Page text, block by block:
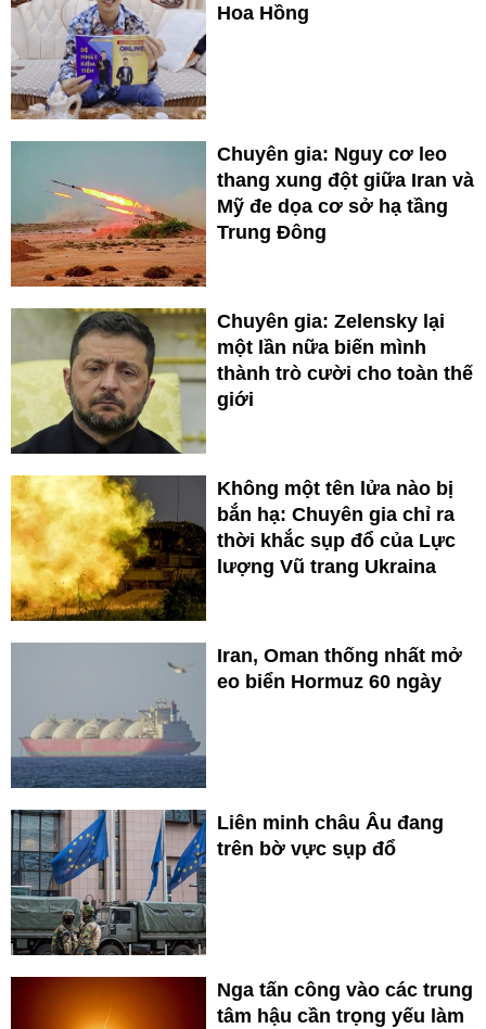
Hoa Hồng
Chuyên gia: Nguy cơ leo
thang xung đột giữa Iran và
Mỹ đe dọa cơ sở hạ tầng
Trung Đông
Chuyên gia: Zelensky lại
một lần nữa biến mình
thành trò cười cho toàn thế
giới
Không một tên lửa nào bị
bắn hạ: Chuyên gia chỉ ra
thời khắc sụp đổ của Lực
lượng Vũ trang Ukraina
Iran, Oman thống nhất mở
eo biển Hormuz 60 ngày
Liên minh châu Âu đang
trên bờ vực sụp đổ
Nga tấn công vào các trung
tâm hậu cần trọng yếu làm